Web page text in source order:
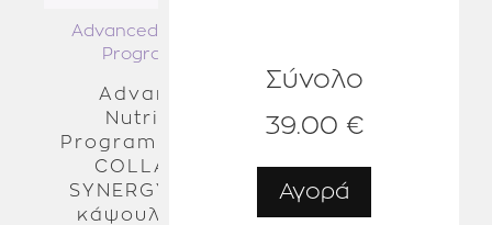
Advanced Nutrition
Programme
Advanced
Nutrition
Programme SKIN
COLLAGEN
SYNERGY (28x4
κάψουλες) Το
Σύνολο
39.00 €
Αγορά